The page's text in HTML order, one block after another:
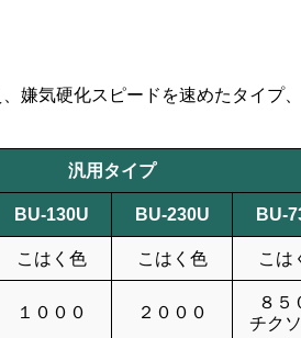
嫌気硬化スピードを速めたタイプ
汎用タイプ
BU-130U BU-230U BU-
こはく色 こはく色 こは
１０００ ２０００
８５
チク